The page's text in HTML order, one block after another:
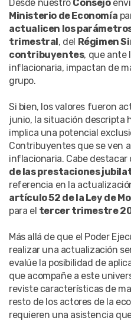
Desde nuestro Consejo
Ministerio de Economía
actualicen los
trimestral, del Régimen
contribuyentes, que ante
inflacionaria, impactan de
grupo.
Si bien, los valores fueron
junio, la situación descripta
implica una potencial
Contribuyentes que se ven
inflacionaria. Cabe destacar
de las prestaciones
referencia en la
artículo 52 de la Ley de
para el tercer trimestre
Más allá de que el Poder
realizar una actualización
evalúe la posibilidad de
que acompañe a este
reviste características de
resto de los actores de la
requieren una asistencia